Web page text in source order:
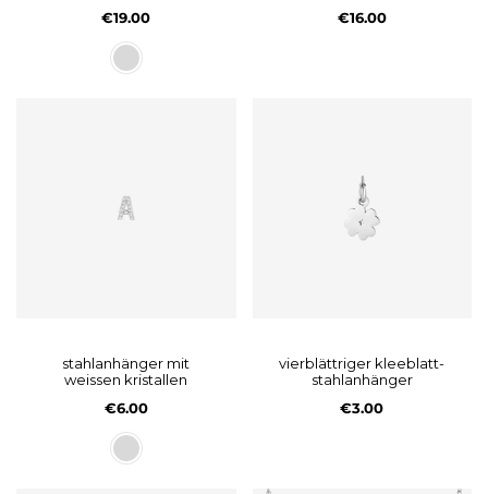
€19.00
€16.00
stahlanhänger mit
weissen kristallen
€6.00
vierblättriger kleeblatt-
stahlanhänger
€3.00